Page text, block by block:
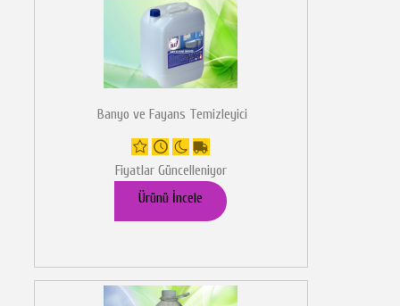
Banyo ve Fayans Temizleyici
Fiyatlar Güncelleniyor
Ürünü İncele